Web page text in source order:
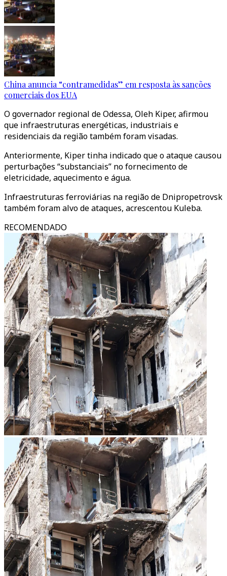
China anuncia “contramedidas” em resposta às sanções
comerciais dos EUA
O governador regional de Odessa, Oleh Kiper, afirmou
que infraestruturas energéticas, industriais e
residenciais da região também foram visadas.
Anteriormente, Kiper tinha indicado que o ataque causou
perturbações “substanciais” no fornecimento de
eletricidade, aquecimento e água.
Infraestruturas ferroviárias na região de Dnipropetrovsk
também foram alvo de ataques, acrescentou Kuleba.
RECOMENDADO